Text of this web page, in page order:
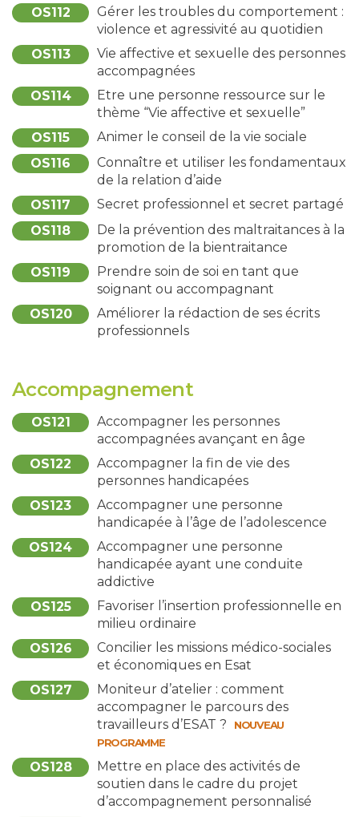
OS112
Gérer les troubles du comportement :
violence et agressivité au quotidien
OS113
Vie affective et sexuelle des personnes
accompagnées
OS114
Etre une personne ressource sur le
thème “Vie affective et sexuelle”
OS115
Animer le conseil de la vie sociale
OS116
Connaître et utiliser les fondamentaux
de la relation d’aide
OS117
Secret professionnel et secret partagé
OS118
De la prévention des maltraitances à la
promotion de la bientraitance
OS119
Prendre soin de soi en tant que
soignant ou accompagnant
OS120
Améliorer la rédaction de ses écrits
professionnels
Accompagnement
OS121
Accompagner les personnes
accompagnées avançant en âge
OS122
Accompagner la fin de vie des
personnes handicapées
OS123
Accompagner une personne
handicapée à l’âge de l’adolescence
OS124
Accompagner une personne
handicapée ayant une conduite
addictive
OS125
Favoriser l’insertion professionnelle en
milieu ordinaire
OS126
Concilier les missions médico-sociales
et économiques en Esat
OS127
Moniteur d’atelier : comment
accompagner le parcours des
travailleurs d’ESAT ?
NOUVEAU
PROGRAMME
OS128
Mettre en place des activités de
soutien dans le cadre du projet
d’accompagnement personnalisé